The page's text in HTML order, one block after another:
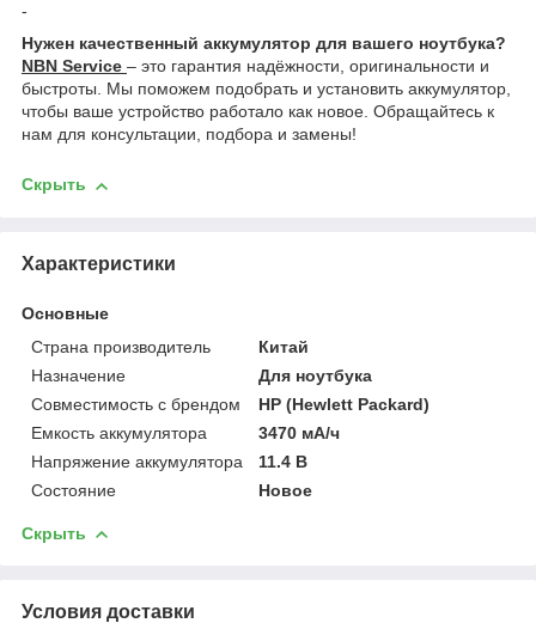
-
Нужен качественный аккумулятор для вашего ноутбука?
NBN Service – это гарантия надёжности, оригинальности и
быстроты. Мы поможем подобрать и установить аккумулятор,
чтобы ваше устройство работало как новое. Обращайтесь к
нам для консультации, подбора и замены!
Скрыть
Характеристики
Основные
Страна производитель
Китай
Назначение
Для ноутбука
Совместимость с брендом
HP (Hewlett Packard)
Емкость аккумулятора
3470 мА/ч
Напряжение аккумулятора
11.4 В
Состояние
Новое
Скрыть
Условия доставки